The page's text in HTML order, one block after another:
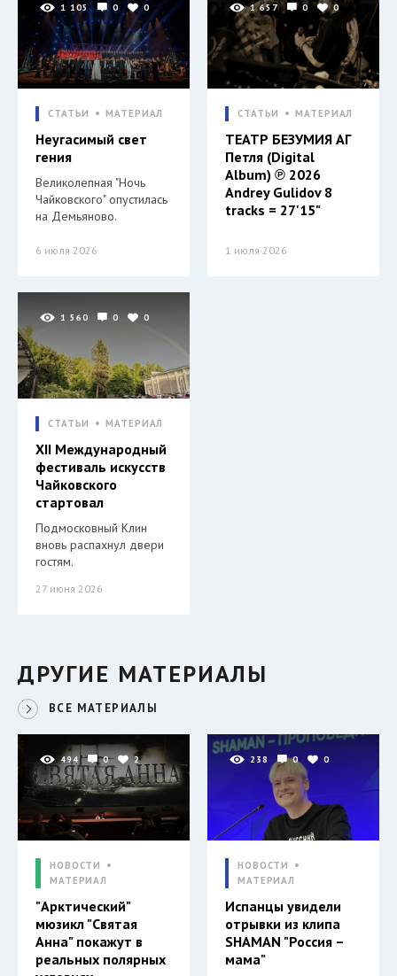
1 105 0 0
СТАТЬИ МАТЕРИАЛ
Неугасимый свет
гения
Великолепная "Ночь
Чайковского" опустилась
на Демьяново.
6 июля 2026
1 657 0 0
СТАТЬИ МАТЕРИАЛ
ТЕАТР БЕЗУМИЯ АГ
Петля (Digital
Album) ℗ 2026
Andrey Gulidov 8
tracks = 27'15"
1 июля 2026
1 560 0 0
СТАТЬИ МАТЕРИАЛ
XII Международный
фестиваль искусств
Чайковского
стартовал
Подмосковный Клин
вновь распахнул двери
гостям.
27 июня 2026
ДРУГИЕ МАТЕРИАЛЫ
ВСЕ МАТЕРИАЛЫ
494 0 2
НОВОСТИ
МАТЕРИАЛ
"Арктический"
мюзикл "Святая
Анна" покажут в
реальных полярных
238 0 0
НОВОСТИ
МАТЕРИАЛ
Испанцы увидели
отрывки из клипа
SHAMAN "Россия –
мама"